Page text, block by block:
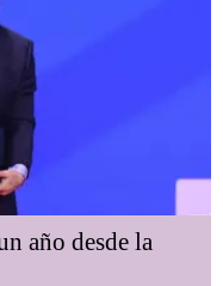
año desde la